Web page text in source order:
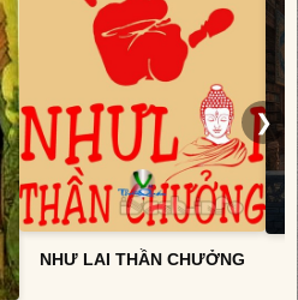
NHƯ LAI THẦN CHƯỞNG
❯